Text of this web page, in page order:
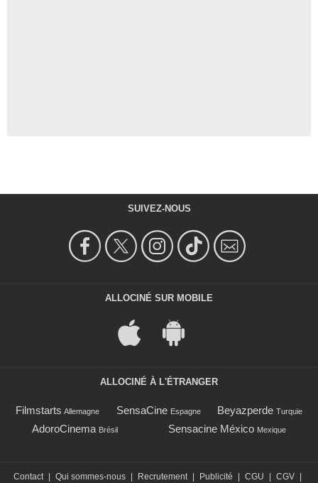
SUIVEZ-NOUS
ALLOCINÉ SUR MOBILE
ALLOCINÉ À L'ÉTRANGER
Filmstarts Allemagne SensaCine Espagne Beyazperde Turquie
AdoroCinema Brésil Sensacine México Mexique
Contact Qui sommes-nous Recrutement Publicité CGU CGV